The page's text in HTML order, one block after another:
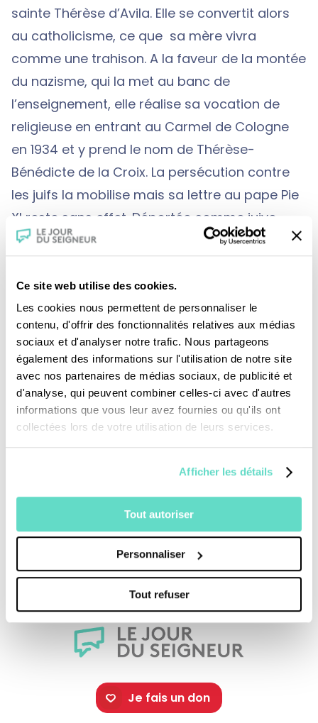
Ce site web utilise des cookies.
Les cookies nous permettent de personnaliser le
contenu, d'offrir des fonctionnalités relatives aux médias
sociaux et d'analyser notre trafic. Nous partageons
également des informations sur l'utilisation de notre site
avec nos partenaires de médias sociaux, de publicité et
d'analyse, qui peuvent combiner celles-ci avec d'autres
informations que vous leur avez fournies ou qu'ils ont
collectées lors de votre utilisation de leurs services.
Afficher les détails
Tout autoriser
Personnaliser
Tout refuser
sainte Thérèse d’Avila. Elle se convertit alors
au catholicisme, ce que sa mère vivra
comme une trahison. A la faveur de la montée
du nazisme, qui la met au banc de
l’enseignement, elle réalise sa vocation de
religieuse en entrant au Carmel de Cologne
en 1934 et y prend le nom de Thérèse-
Bénédicte de la Croix. La persécution contre
les juifs la mobilise mais sa lettre au pape Pie
XI reste sans effet. Déportée comme juive
catholique, elle puise dans la théologie de la
le monde.
Une sobre et poignante biographie d’Edith
Stein où archives, reconstitution et lectures de
ses écrits restituent l’incroyable itinéraire
spirituel d’une femme d’exception dans un
siècle bouleversé.
par la pape Jean-Paul II . Un an plus tard, il la
proclamera patronne de l’Europe avec
Brigitte de Suède et Catherine de Sienne.
Je fais un don